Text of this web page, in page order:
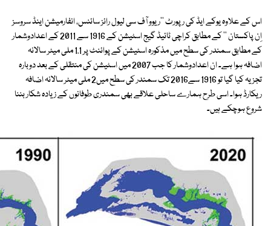
اس کے علاوہ یوکے ایڈ کی رپورٹ ''ریوو آف سی لیول رائز سائنس، انفارمیشن اینڈ سروسز
اِن پاکستان '' کے مطابق کراچی ٹائیڈ گیج اسٹیشن کے 1916 سے 2011 کے اعدادوشمار
کے مطابق سمندر کی سطح میں مذکورہ اسٹیشن کے پوائنٹ پر 1.1 ملی میٹر سالانہ
اضافہ ہوا ہے۔ ان اعدادوشمار کا جب 2007 میں اسٹیشن کی منتقلی کے بعد دوبارہ
تجزیہ کیا گیا تو 1916 سے2016 تک سمندر کی سطح میں2 ملی میٹر سالانہ اضافہ
ریکارڈ ہوا۔ اسی طرح ہمارے ساحلی علاقے بھی سمندری طوفانوں کے زیادہ شکار بننا
شروع ہوچکے ہیں۔